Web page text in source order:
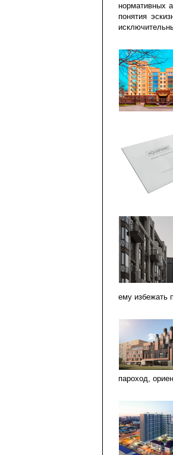
нормативных
понятия
ему избежать
пароход,